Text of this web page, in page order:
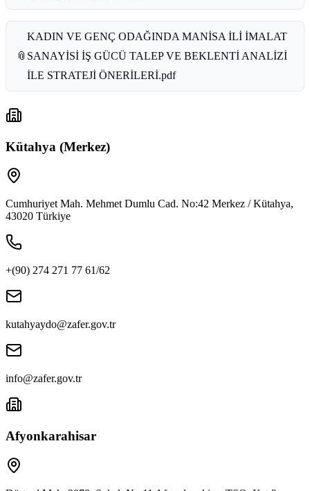
📎
KADIN VE GENÇ ODAĞINDA MANİSA İLİ İMALAT
SANAYİSİ İŞ GÜCÜ TALEP VE BEKLENTİ ANALİZİ
İLE STRATEJİ ÖNERİLERİ.pdf
Kütahya (Merkez)
Cumhuriyet Mah. Mehmet Dumlu Cad. No:42 Merkez / Kütahya,
43020 Türkiye
+(90) 274 271 77 61/62
kutahyaydo@zafer.gov.tr
info@zafer.gov.tr
Afyonkarahisar